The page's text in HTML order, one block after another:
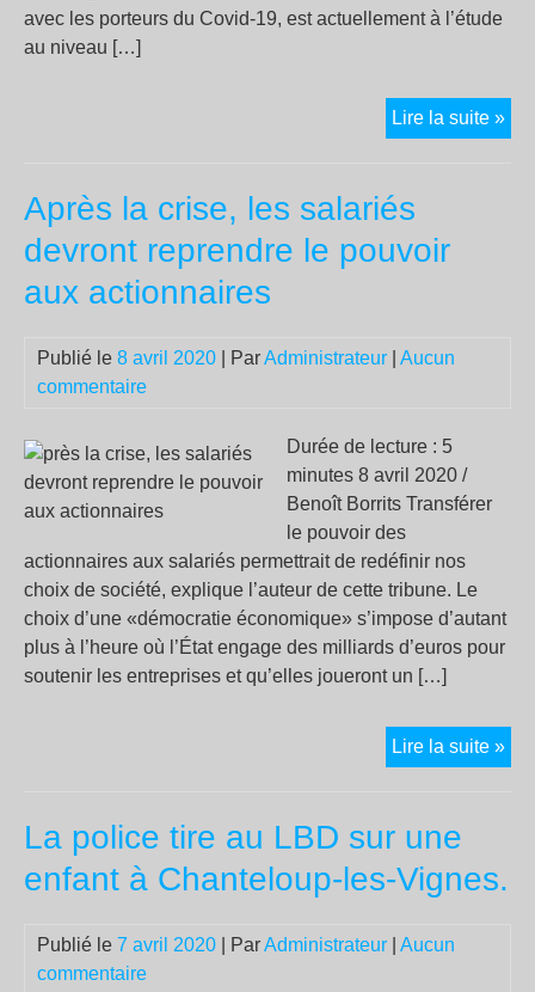
avec les porteurs du Covid-19, est actuellement à l’étude
au niveau […]
Lire la suite »
:
Après la crise, les salariés
devront reprendre le pouvoir
aux actionnaires
Publié le 8 avril 2020 | ParAdministrateur
Aucun
commentaire
Durée de lecture : 5
minutes 8 avril 2020 /
Benoît Borrits Transférer
le pouvoir des
actionnaires aux salariés permettrait de redéfinir nos
choix de société, explique l’auteur de cette tribune. Le
choix d’une «démocratie économique» s’impose d’autant
plus à l’heure où l’État engage des milliards d’euros pour
soutenir les entreprises et qu’elles joueront un […]
Lire la suite »
la
La police tire au LBD sur une
enfant à Chanteloup-les-Vignes.
Publié le 7 avril 2020 | ParAdministrateur
Aucun
commentaire